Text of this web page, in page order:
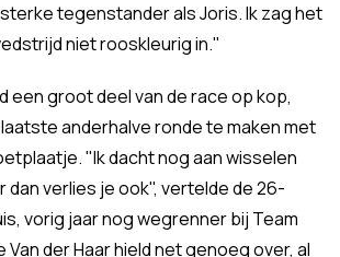
tegenstander als Joris. Ik zag het
niet rooskleurig in."
een groot deel van de race op kop,
anderhalve ronde te maken met
"Ik dacht nog aan wisselen
dan verlies je ook", vertelde de 26-
vorig jaar nog wegrenner bij Team
Van der Haar hield net genoeg over, al